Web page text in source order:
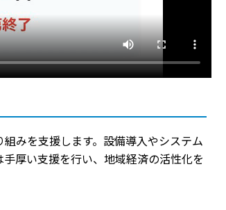
みを支援します。設備導入やシステム
厚い支援を行い、地域経済の活性化を